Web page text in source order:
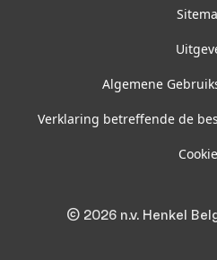
Algemene
Verklaring betreffende de
© 2026 n.v. Henkel